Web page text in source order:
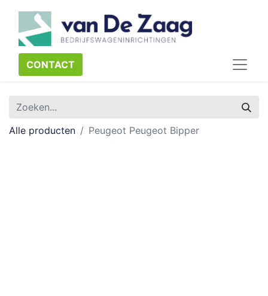
CONTACT​​​​
Alle producten Peugeot Peugeot Bipper